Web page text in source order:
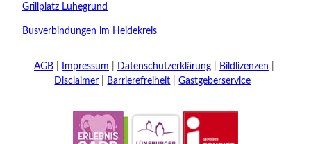
Grillplatz Luhegrund
Busverbindungen im Heidekreis
AGB Impressum Datenschutzerklärung
Bildlizenzen
Disclaimer
Barrierefreiheit Gastgeberservice